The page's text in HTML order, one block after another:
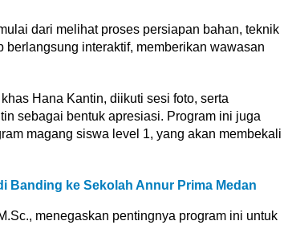
dari melihat proses persiapan bahan, teknik
interaktif, memberikan wawasan
Hana Kantin, diikuti sesi foto, serta
sebagai bentuk apresiasi. Program ini juga
magang siswa level 1, yang akan membekali
Banding ke Sekolah Annur Prima Medan
menegaskan pentingnya program ini untuk